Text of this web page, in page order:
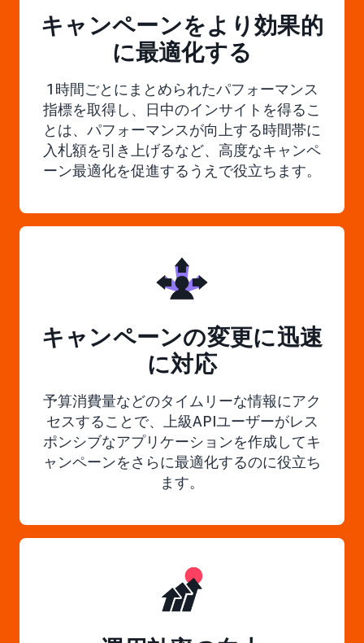
キャンペーンをより効果的
に最適化する
1時間ごとにまとめられたパフォーマンス
指標を取得し、日中のインサイトを得るこ
とは、パフォーマンスが向上する時間帯に
入札額を引き上げるなど、高度なキャンペ
ーン最適化を促進するうえで役立ちます。
キャンペーンの変更に迅速
に対応
予算消費量などのタイムリーな情報にアク
セスすることで、上級APIユーザーがレス
ポンシブなアプリケーションを作成してキ
ャンペーンをさらに最適化するのに役立ち
ます。